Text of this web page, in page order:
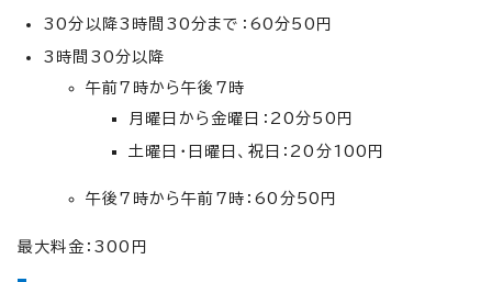
30分以降3時間30分まで：60分50円
3時間30分以降
午前7時から午後7時
月曜日から金曜日：20分50円
土曜日・日曜日、祝日：20分100円
午後7時から午前7時：60分50円
最大料金：300円